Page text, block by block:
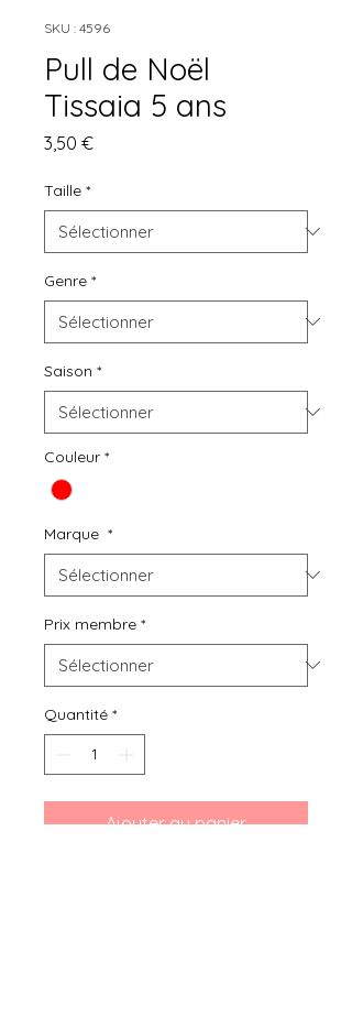
SKU : 4596
Pull de Noël
Tissaia 5 ans
3,50 €Prix
Taille *
Genre *
Saison *
Couleur *
Marque *
Prix membre *
Quantité *
Ajouter au panier